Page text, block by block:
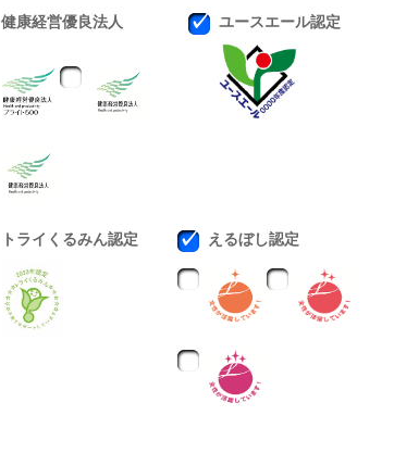
健康経営優良法人 ユースエール認定
トライくるみん認定 えるぼし認定